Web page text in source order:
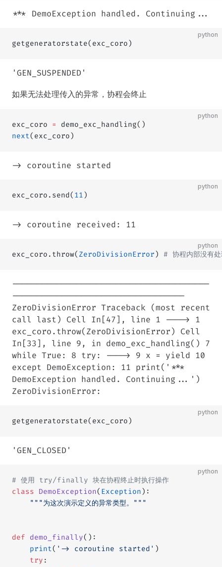
*** DemoException handled. Continuing...
python
getgeneratorstate(exc_coro)
'GEN_SUSPENDED'
如果无法处理传入的异常，协程会终止
python
exc_coro =
demo_exc_handling()
next(exc_coro)
-> coroutine started
python
exc_coro.send( 11 )
-> coroutine received: 11
python
exc_coro.throw( ZeroDivisionError ) # 协程内部没有
----------------------------------------
-----------------------------------
ZeroDivisionError Traceback (most recent
call last) Cell In[47], line 1 ----> 1
exc_coro.throw(ZeroDivisionError) Cell
In[33], line 9, in demo_exc_handling() 7
while True: 8 try: ----> 9 x = yield 10
except DemoException: 11 print('***
DemoException handled. Continuing...')
ZeroDivisionError:
python
getgeneratorstate(exc_coro)
'GEN_CLOSED'
python
# 使用 try/finally 块在协程终止时执行操作
class DemoException( Exception ):
    """为这次演示定义的异常类型。"""
def demo_finally():
    print
( '-> coroutine started' )
    try
: